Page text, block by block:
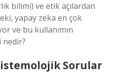
bilimi) ve etik açılardan
yapay zeka en çok
ve bu kullanımın
nedir?
Sorular